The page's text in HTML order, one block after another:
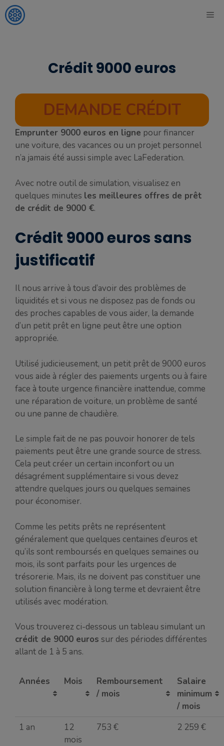
Aller
au
Crédit 9000 euros
DEMANDE CRÉDIT
Emprunter 9000 euros en ligne pour financer
une voiture, des vacances ou un projet personnel
n’a jamais été aussi simple avec LaFederation.
Avec notre outil de simulation, visualisez en
quelques minutes les meilleures offres de prêt
de crédit de 9000 €.
Crédit 9000 euros sans
justificatif
Il nous arrive à tous d’avoir des problèmes de
liquidités et si vous ne disposez pas de fonds ou
des proches capables de vous aider, la demande
d’un petit prêt en ligne peut être une option
appropriée.
Utilisé judicieusement, un petit prêt de 9000 euros
vous aide à régler des paiements urgents ou à faire
face à toute urgence financière inattendue, comme
une réparation de voiture, un problème de santé
ou une panne de chaudière.
Le simple fait de ne pas pouvoir honorer de tels
paiements peut être une grande source de stress.
Cela peut créer un certain inconfort ou un
désagrément supplémentaire si vous devez
attendre quelques jours ou quelques semaines
pour économiser.
Comme les petits prêts ne représentent
généralement que quelques centaines d’euros et
qu’ils sont remboursés en quelques semaines ou
mois, ils sont parfaits pour les urgences de
trésorerie. Mais, ils ne doivent pas constituer une
solution financière à long terme et devraient être
utilisés avec modération.
Vous trouverez ci-dessous un tableau simulant un
crédit de 9000 euros sur des périodes différentes
allant de 1 à 5 ans.
Années Mois
Remboursement
/ mois
Salaire
minimum
/ mois
1 an
12
mois
753 € 2 259 €